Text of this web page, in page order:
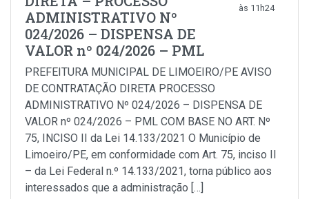
ADMINISTRATIVO Nº
024/2026 – DISPENSA DE
VALOR nº 024/2026 – PML
às 11h24
PREFEITURA MUNICIPAL DE LIMOEIRO/PE AVISO
DE CONTRATAÇÃO DIRETA PROCESSO
ADMINISTRATIVO Nº 024/2026 – DISPENSA DE
VALOR nº 024/2026 – PML COM BASE NO ART. Nº
75, INCISO II da Lei 14.133/2021 O Município de
Limoeiro/PE, em conformidade com Art. 75, inciso Il
– da Lei Federal n.º 14.133/2021, torna público aos
interessados que a administração […]